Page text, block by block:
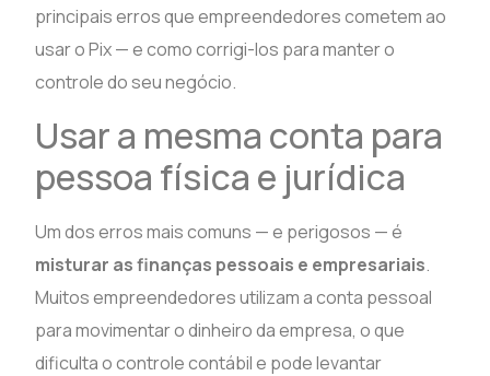
principais erros que empreendedores cometem ao
usar o Pix — e como corrigi-los para manter o
controle do seu negócio.
Usar a mesma conta para
pessoa física e jurídica
Um dos erros mais comuns — e perigosos — é
misturar as finanças pessoais e empresariais.
Muitos empreendedores utilizam a conta pessoal
para movimentar o dinheiro da empresa, o que
dificulta o controle contábil e pode levantar